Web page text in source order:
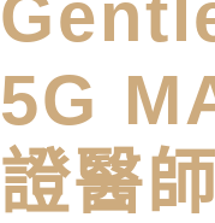
5G
證醫師